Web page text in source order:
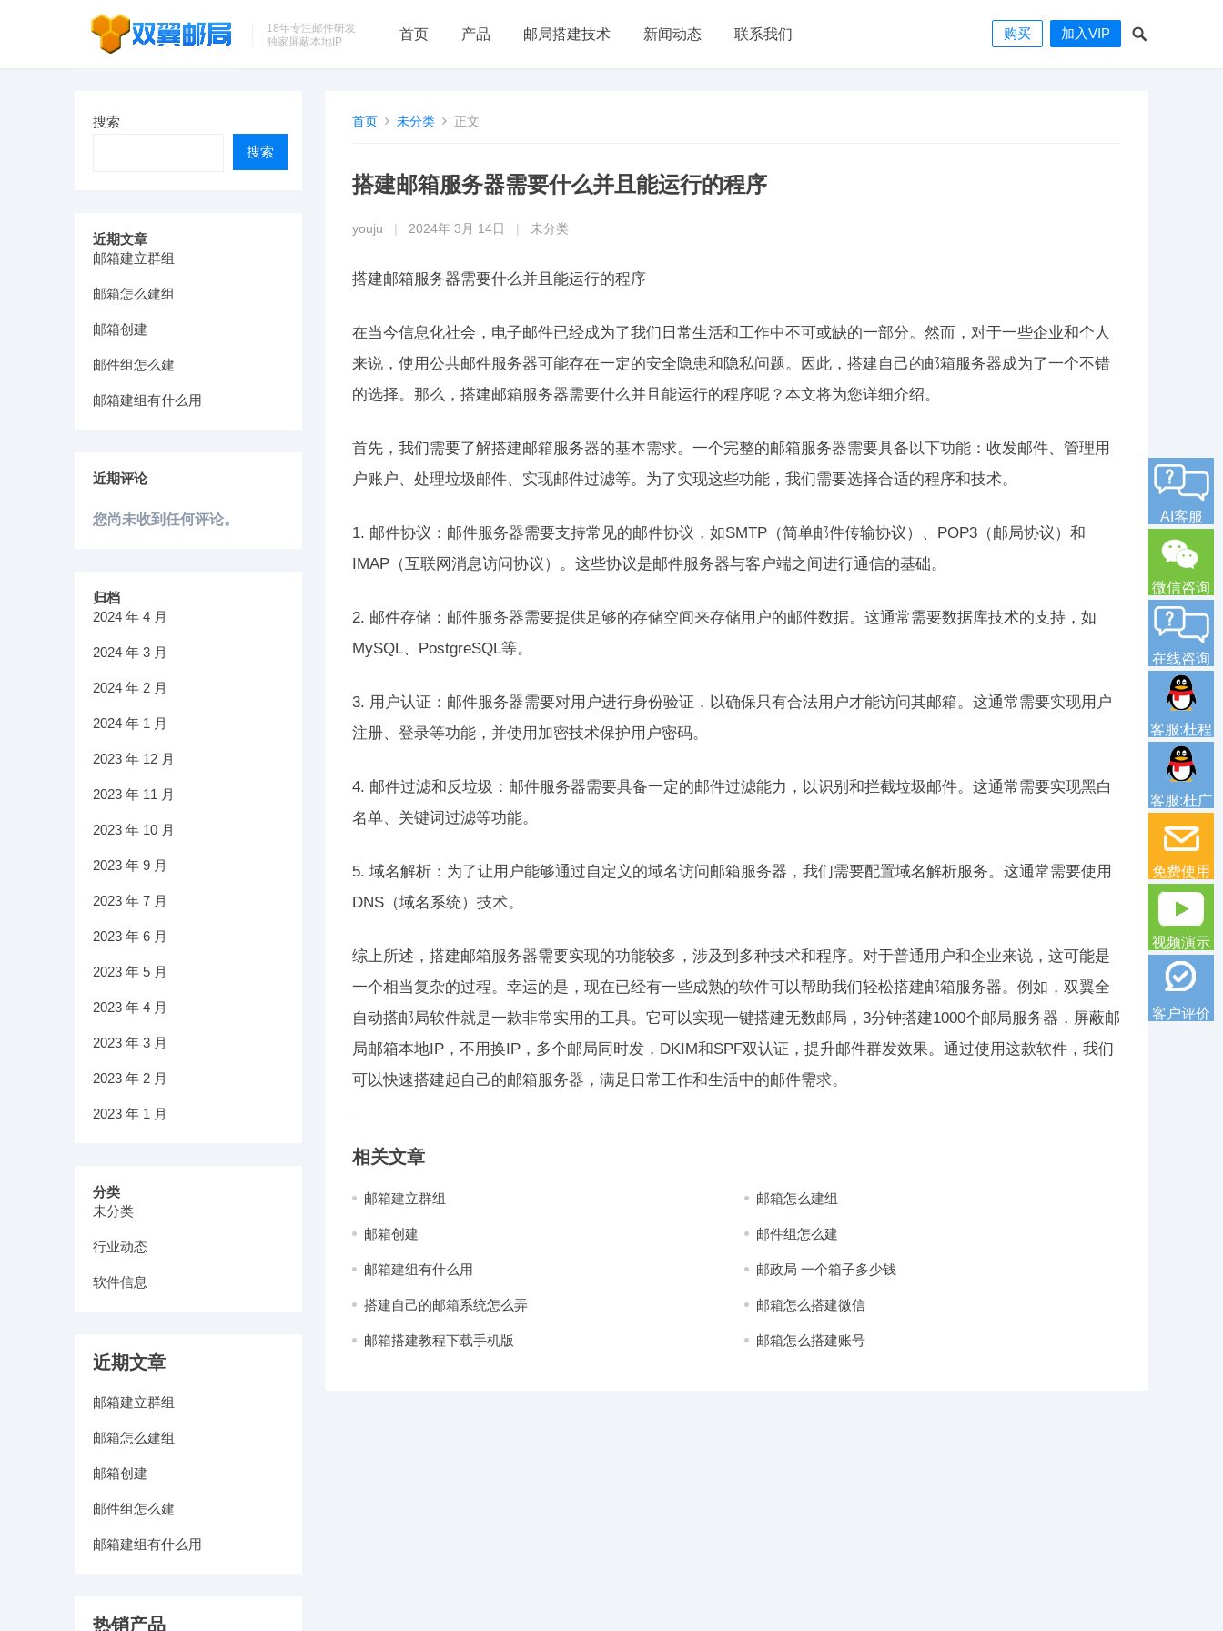
18年专注邮件研发
独家屏蔽本地IP
首页 产品 邮局搭建技术 新闻动态 联系我们 购买 加入VIP
首页 未分类 正文
搭建邮箱服务器需要什么并且能运行的程序
youju 2024年 3月 14日 未分类
搭建邮箱服务器需要什么并且能运行的程序
在当今信息化社会，电子邮件已经成为了我们日常生活和工作中不可或缺的一部分。然而，对于一些企业和个人
来说，使用公共邮件服务器可能存在一定的安全隐患和隐私问题。因此，搭建自己的邮箱服务器成为了一个不错
的选择。那么，搭建邮箱服务器需要什么并且能运行的程序呢？本文将为您详细介绍。
首先，我们需要了解搭建邮箱服务器的基本需求。一个完整的邮箱服务器需要具备以下功能：收发邮件、管理用
户账户、处理垃圾邮件、实现邮件过滤等。为了实现这些功能，我们需要选择合适的程序和技术。
1. 邮件协议：邮件服务器需要支持常见的邮件协议，如SMTP（简单邮件传输协议）、POP3（邮局协议）和
IMAP（互联网消息访问协议）。这些协议是邮件服务器与客户端之间进行通信的基础。
2. 邮件存储：邮件服务器需要提供足够的存储空间来存储用户的邮件数据。这通常需要数据库技术的支持，如
MySQL、PostgreSQL等。
3. 用户认证：邮件服务器需要对用户进行身份验证，以确保只有合法用户才能访问其邮箱。这通常需要实现用户
注册、登录等功能，并使用加密技术保护用户密码。
4. 邮件过滤和反垃圾：邮件服务器需要具备一定的邮件过滤能力，以识别和拦截垃圾邮件。这通常需要实现黑白
名单、关键词过滤等功能。
5. 域名解析：为了让用户能够通过自定义的域名访问邮箱服务器，我们需要配置域名解析服务。这通常需要使用
DNS（域名系统）技术。
综上所述，搭建邮箱服务器需要实现的功能较多，涉及到多种技术和程序。对于普通用户和企业来说，这可能是
一个相当复杂的过程。幸运的是，现在已经有一些成熟的软件可以帮助我们轻松搭建邮箱服务器。例如，双翼全
自动搭邮局软件就是一款非常实用的工具。它可以实现一键搭建无数邮局，3分钟搭建1000个邮局服务器，屏蔽邮
局邮箱本地IP，不用换IP，多个邮局同时发，DKIM和SPF双认证，提升邮件群发效果。通过使用这款软件，我们
可以快速搭建起自己的邮箱服务器，满足日常工作和生活中的邮件需求。
相关文章
邮箱建立群组 邮箱怎么建组
邮箱创建 邮件组怎么建
邮箱建组有什么用 邮政局 一个箱子多少钱
搭建自己的邮箱系统怎么弄 邮箱怎么搭建微信
邮箱搭建教程下载手机版 邮箱怎么搭建账号
搜索
搜索
近期文章
邮箱建立群组
邮箱怎么建组
邮箱创建
邮件组怎么建
邮箱建组有什么用
近期评论
您尚未收到任何评论。
归档
2024 年 4 月
2024 年 3 月
2024 年 2 月
2024 年 1 月
2023 年 12 月
2023 年 11 月
2023 年 10 月
2023 年 9 月
2023 年 7 月
2023 年 6 月
2023 年 5 月
2023 年 4 月
2023 年 3 月
2023 年 2 月
2023 年 1 月
分类
未分类
行业动态
软件信息
近期文章
邮箱建立群组
邮箱怎么建组
邮箱创建
邮件组怎么建
邮箱建组有什么用
热销产品
AI客服
微信咨询
在线咨询
客服:杜程
客服:杜广
免费使用
视频演示
客户评价